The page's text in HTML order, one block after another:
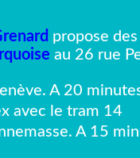
propose
au 26 rue
A 20
avec le tram 14
A 15